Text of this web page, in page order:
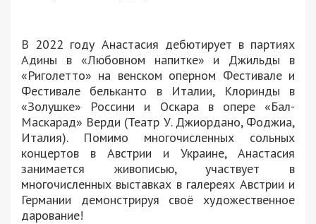
В 2022 году Анастасия дебютирует в партиях
Адины в «Любовном напитке» и Джильды в
«Риголетто» на венском оперном Фестивале и
Фестивале бельканто в Италии, Клоринды в
«Золушке» Россини и Оскара в опере «Бал-
Маскарад» Верди (Театр У. Джиордано, Фоджиа,
Италия). Помимо многочисленных сольных
концертов в Австрии и Украине, Анастасия
занимается живописью, участвует в
многочисленных выставках в галереях Австрии и
Германии демонстрируя своё художественное
дарование!